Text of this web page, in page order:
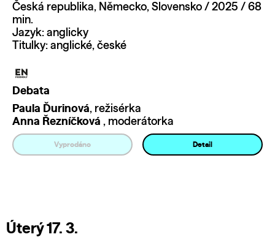
Česká republika, Německo, Slovensko / 2025 / 68
min.
Jazyk: anglicky
Titulky: anglické, české
Debata
Paula Ďurinová, režisérka
Anna Řezníčková , moderátorka
Vyprodáno Detail
Úterý 17. 3.